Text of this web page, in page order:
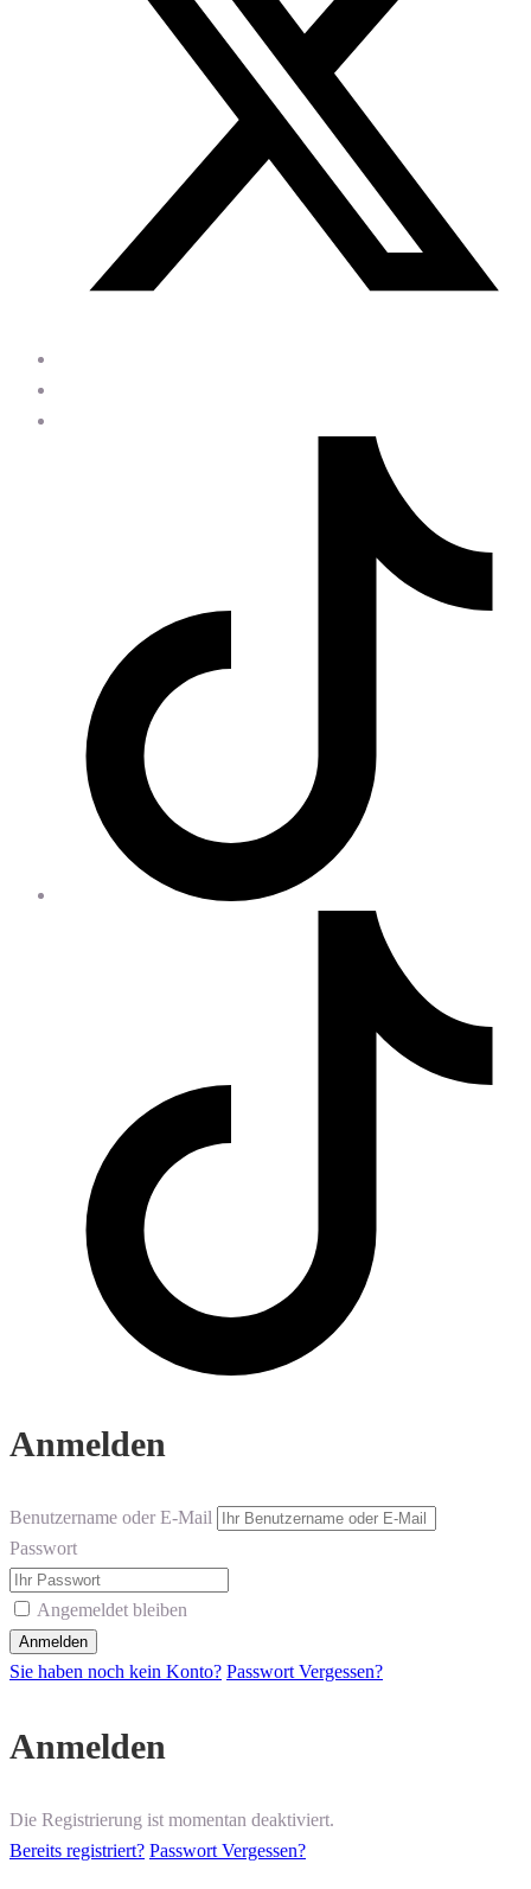
Anmelden
Benutzername oder E-Mail
Passwort
Angemeldet bleiben
Sie haben noch kein Konto? Passwort Vergessen?
Anmelden
Die Registrierung ist momentan deaktiviert.
Bereits registriert? Passwort Vergessen?